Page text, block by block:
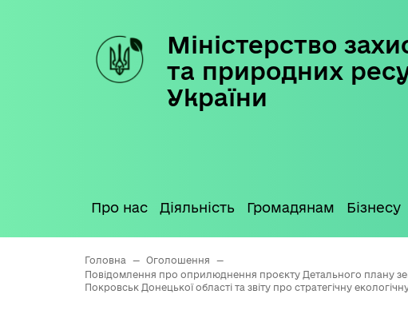
Міністерство
та природних
України
Про нас Діяльність Громадянам Бізнесу
Головна — Оголошення
—
Повідомлення про оприлюднення проєкту Детального плану
Покровськ Донецької області та звіту про стратегічну